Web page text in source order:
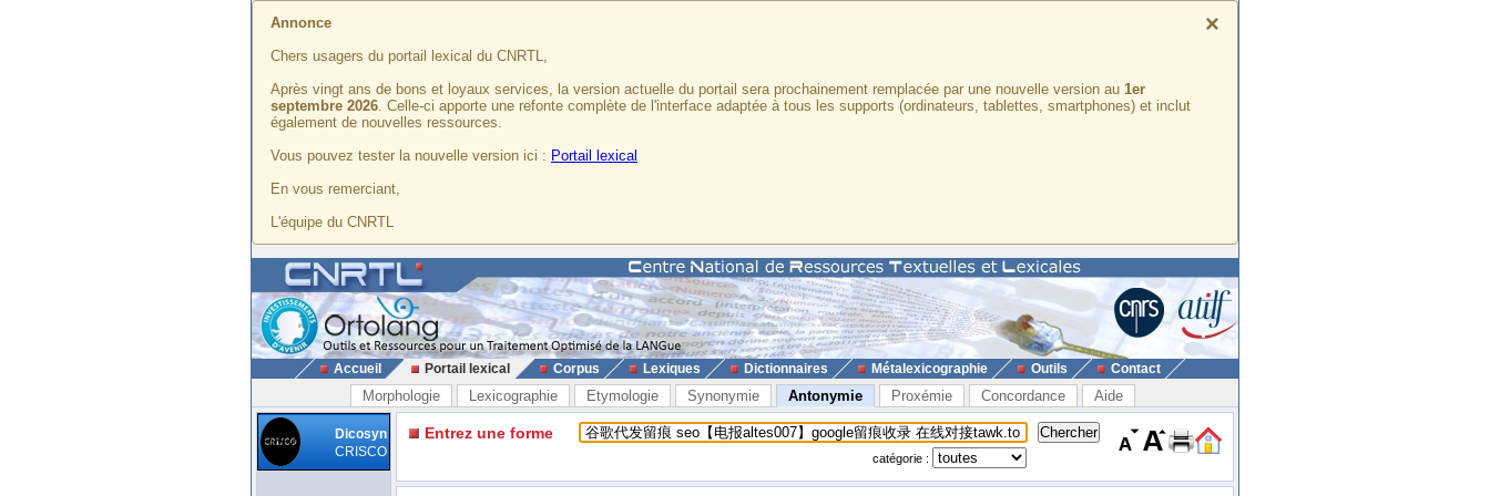
×
Annonce
Chers usagers du portail lexical du CNRTL,
Après vingt ans de bons et loyaux services, la version actuelle du portail sera prochainement remplacée par une nouvelle version au 1er
septembre 2026. Celle-ci apporte une refonte complète de l'interface adaptée à tous les supports (ordinateurs, tablettes, smartphones) et inclut
également de nouvelles ressources.
Vous pouvez tester la nouvelle version ici : Portail lexical
En vous remerciant,
L'équipe du CNRTL
Accueil Portail lexical Corpus Lexiques Dictionnaires Métalexicographie Outils Contact
Morphologie Lexicographie Etymologie Synonymie Antonymie Proxémie Concordance Aide
Dicosyn
CRISCO
Entrez une forme
catégorie :